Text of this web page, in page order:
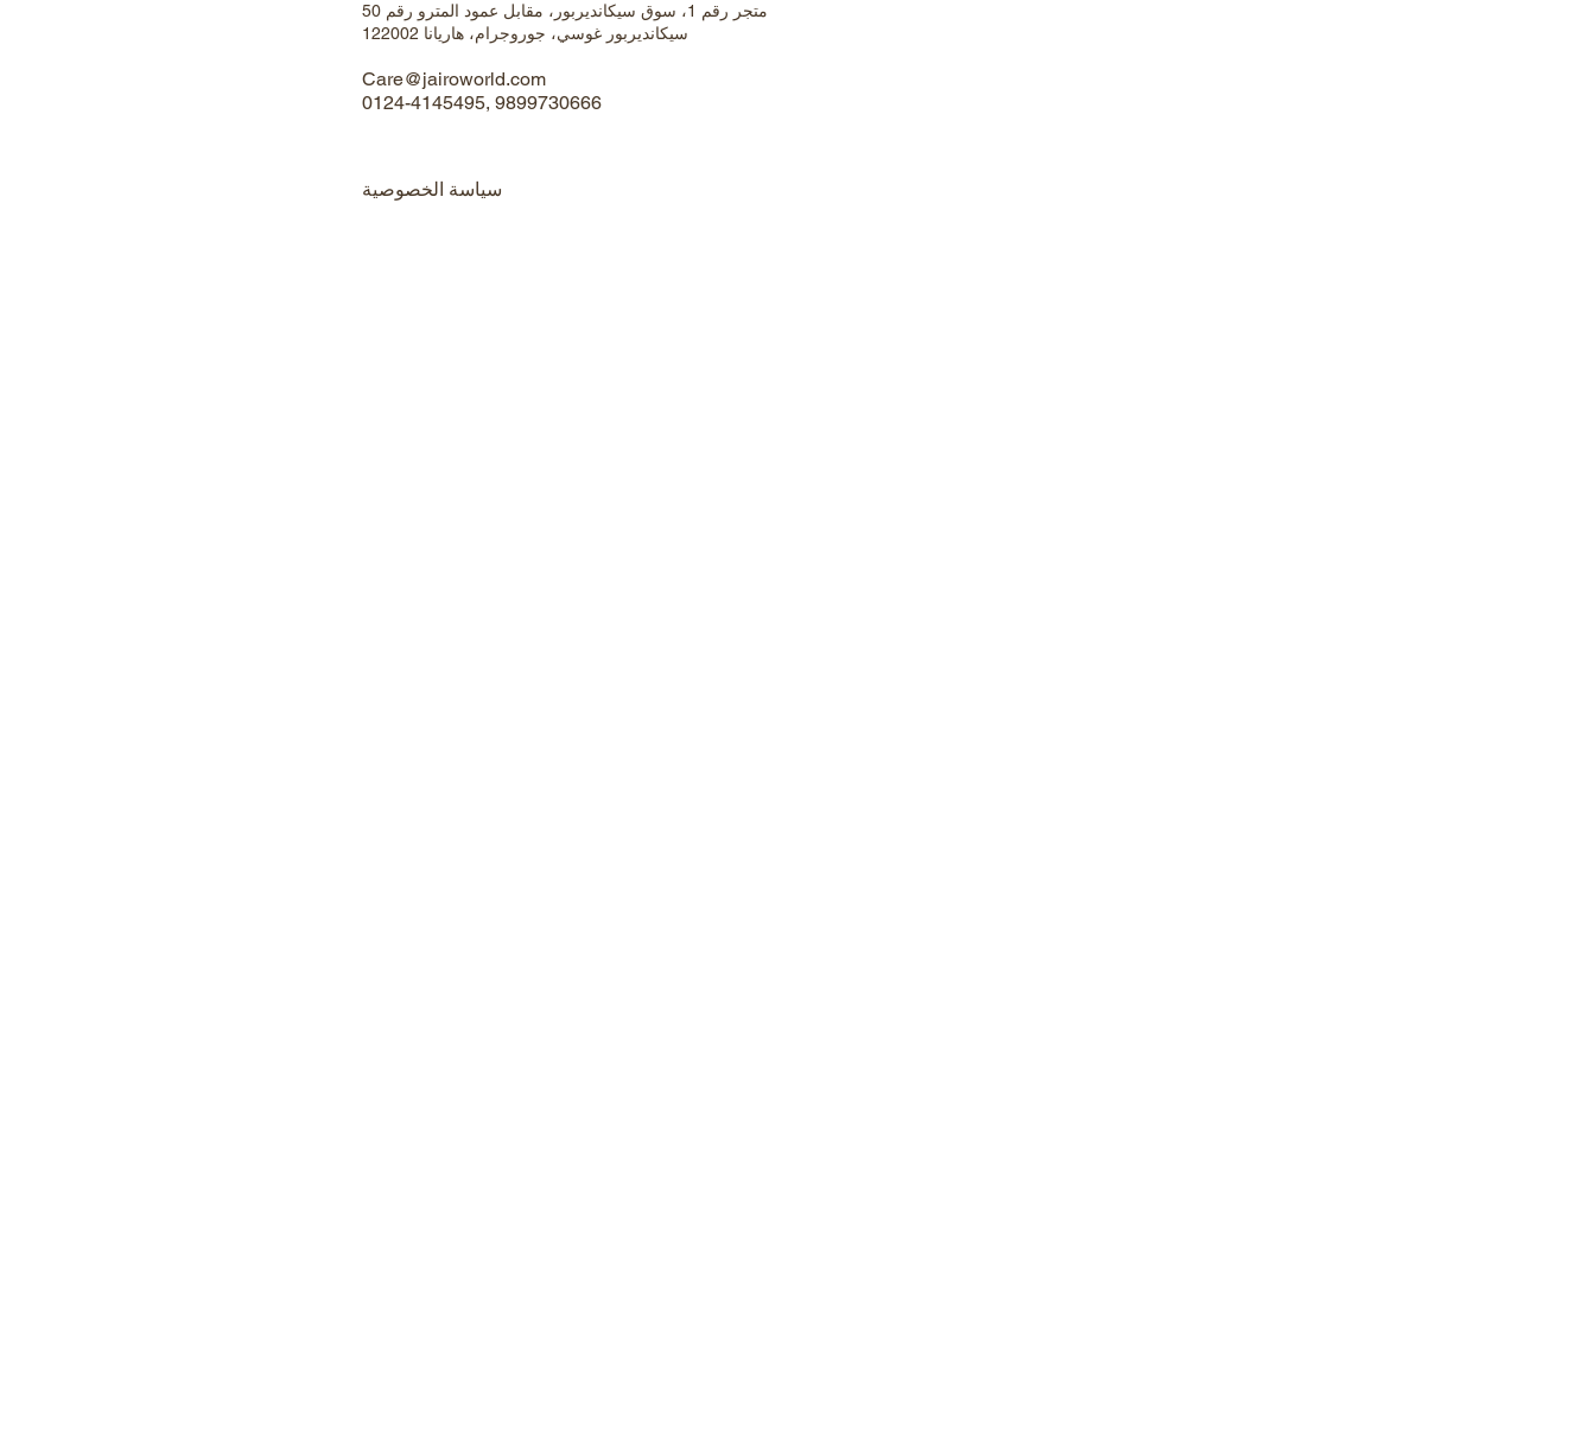
متجر رقم 1، سوق سيكانديربور، مقابل عمود المترو رقم 50
سيكانديربور غوسي، جوروجرام، هاريانا 122002
Care@jairoworld.com
0124-4145495, 9899730666
سياسة الخصوصية